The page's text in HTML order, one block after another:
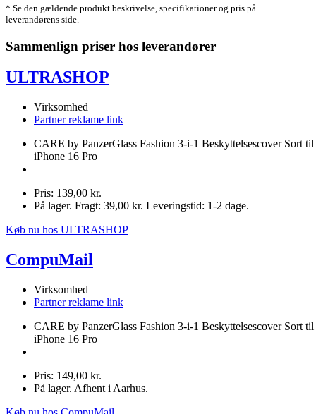
* Se den gældende produkt beskrivelse, specifikationer og pris på
leverandørens side.
Sammenlign priser hos leverandører
ULTRASHOP
Virksomhed
Partner reklame link
CARE by PanzerGlass Fashion 3-i-1 Beskyttelsescover Sort til
iPhone 16 Pro
Pris: 139,00 kr.
På lager. Fragt: 39,00 kr. Leveringstid: 1-2 dage.
Køb nu hos ULTRASHOP
CompuMail
Virksomhed
Partner reklame link
CARE by PanzerGlass Fashion 3-i-1 Beskyttelsescover Sort til
iPhone 16 Pro
Pris: 149,00 kr.
På lager. Afhent i Aarhus.